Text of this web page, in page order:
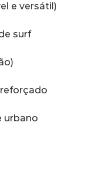
e versátil)
surf
urbano